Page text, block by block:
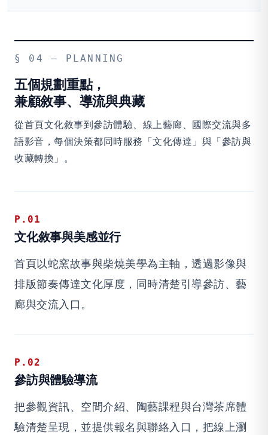
§ 04 — PLANNING
五個規劃重點，
兼顧敘事、導流與典藏
從首頁文化敘事到參訪體驗、線上藝廊、國際交流與多
語影音，每個決策都同時服務「文化傳達」與「參訪與
收藏轉換」。
P.01
文化敘事與美感並行
首頁以蛇窯故事與柴燒美學為主軸，透過影像與
排版節奏傳達文化厚度，同時清楚引導參訪、藝
廊與交流入口。
P.02
參訪與體驗導流
把參觀資訊、空間介紹、陶藝課程與台灣茶席體
驗清楚呈現，並提供報名與聯絡入口，把線上瀏